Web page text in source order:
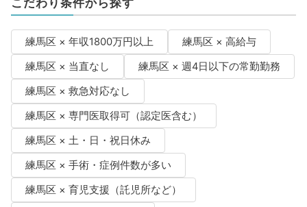
練馬区 × 年収1800万円以上
練馬区 × 高給与
練馬区 × 当直なし
練馬区 × 週4日以下の常勤勤務
練馬区 × 救急対応なし
練馬区 × 専門医取得可（認定医含む）
練馬区 × 土・日・祝日休み
練馬区 × 手術・症例件数が多い
練馬区 × 育児支援（託児所など）